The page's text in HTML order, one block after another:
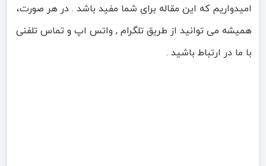
امیدواریم که این مقاله برای شما مفید باشد . در هر صورت،
همیشه می توانید از طریق تلگرام , واتس اپ و تماس تلفنی
با ما در ارتباط باشید .